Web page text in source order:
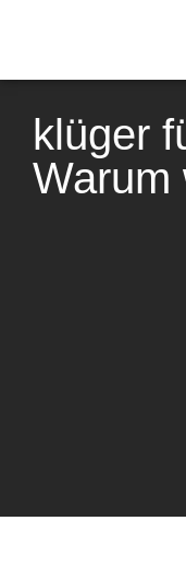
klüger
Warum